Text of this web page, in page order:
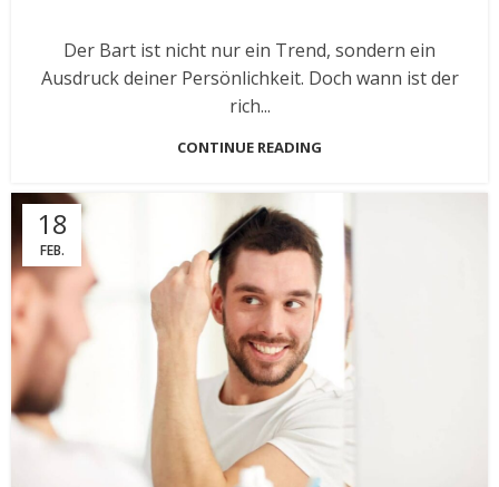
Der Bart ist nicht nur ein Trend, sondern ein
Ausdruck deiner Persönlichkeit. Doch wann ist der
rich...
CONTINUE READING
18
FEB.